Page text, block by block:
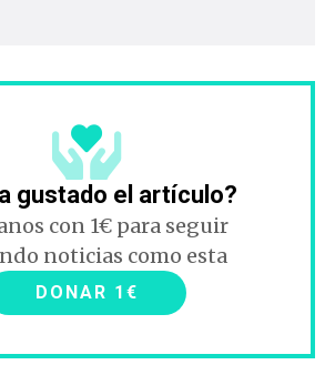
gustado el artículo?
con 1€ para seguir
noticias como esta
DONAR 1€